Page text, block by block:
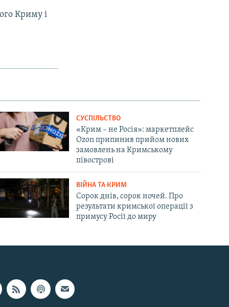
Криму і
СУСПІЛЬСТВО
«Крим – не Росія»: маркетплейс
Ozon припинив прийом нових
замовлень на Кримському
півострові
ВІЙНА ТА КРИМ
Сорок днів, сорок ночей. Про
результати кримської операції з
примусу Росії до миру